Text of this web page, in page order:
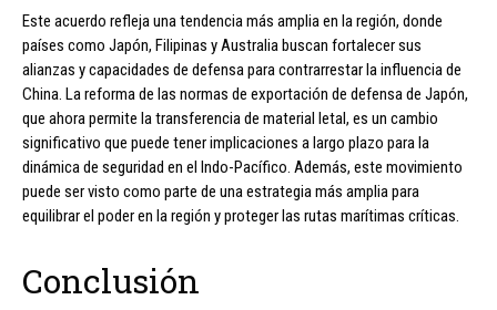
Este acuerdo refleja una tendencia más amplia en la región, donde
países como Japón, Filipinas y Australia buscan fortalecer sus
alianzas y capacidades de defensa para contrarrestar la influencia de
China. La reforma de las normas de exportación de defensa de Japón,
que ahora permite la transferencia de material letal, es un cambio
significativo que puede tener implicaciones a largo plazo para la
dinámica de seguridad en el Indo-Pacífico. Además, este movimiento
puede ser visto como parte de una estrategia más amplia para
equilibrar el poder en la región y proteger las rutas marítimas críticas.
Conclusión